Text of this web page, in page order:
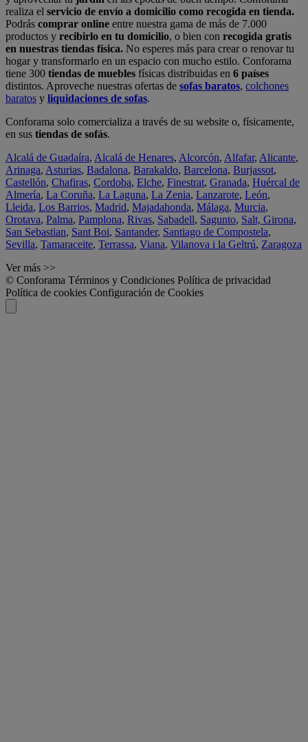
realiza el servicio de envío a domicilio como recogida en tienda.
Podrás comprar online entre nuestra gama de más de 7.000
productos y recibirlo en tu domicilio, o bien con recogida gratis
en nuestras tiendas física. No esperes más para crear o renovar tu
hogar y transformarlo en un espacio con mucho estilo. Conforama
tiene 300 tiendas de muebles físicas distribuidas en 6 países
distintos. Aproveche nuestras ofertas de sofas baratos, colchones
baratos y liquidaciones de sofas.
Conforama solo comercializa a través de su website o, físicamente,
en sus tiendas de sofás.
Alcalá de Guadaíra, Alcalá de Henares, Alcorcón, Alfafar, Alicante,
Arinaga, Asturias, Badalona, Barakaldo, Barcelona, Burjassot,
Castellón, Chafiras, Cordoba, Elche, Finestrat, Granada, Huércal de
Almería, La Coruña, La Laguna, La Zenia, Lanzarote, León,
Lleida, Los Barrios, Madrid, Majadahonda, Málaga, Murcia,
Orotava, Palma, Pamplona, Rivas, Sabadell, Sagunto, Salt, Girona,
San Sebastian, Sant Boi, Santander, Santiago de Compostela,
Sevilla, Tamaraceite, Terrassa, Viana, Vilanova i la Geltrú, Zaragoza
Ver más >>
© Conforama Términos y Condiciones Política de privacidad
Política de cookies Configuración de Cookies